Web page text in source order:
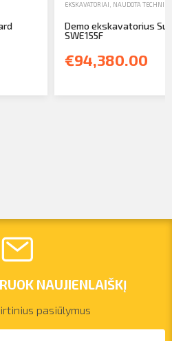
EKSKAVATORIAI NAUDOTA TECHNIKA
Demo ekskavatorius
SWE155F
€94,380.00
NAUJIENLAIŠKĮ
pasiūlymus